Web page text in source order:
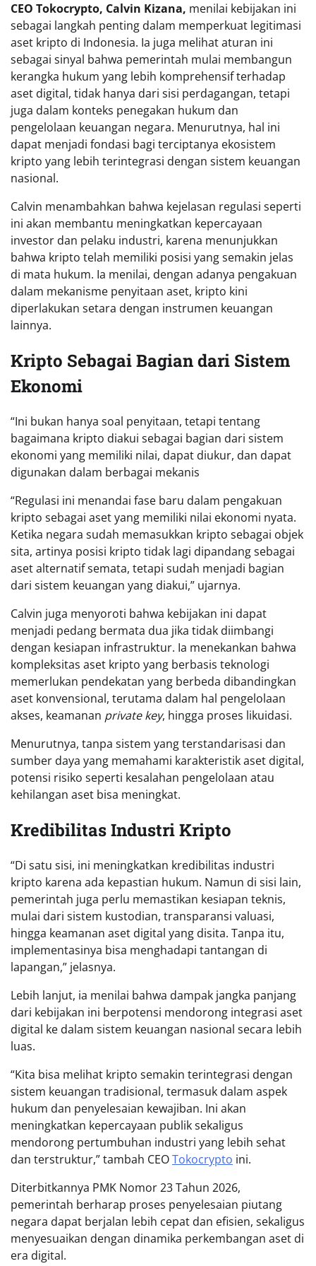
CEO Tokocrypto, Calvin Kizana, menilai kebijakan ini
sebagai langkah penting dalam memperkuat legitimasi
aset kripto di Indonesia. Ia juga melihat aturan ini
sebagai sinyal bahwa pemerintah mulai membangun
kerangka hukum yang lebih komprehensif terhadap
aset digital, tidak hanya dari sisi perdagangan, tetapi
juga dalam konteks penegakan hukum dan
pengelolaan keuangan negara. Menurutnya, hal ini
dapat menjadi fondasi bagi terciptanya ekosistem
kripto yang lebih terintegrasi dengan sistem keuangan
nasional.
Calvin menambahkan bahwa kejelasan regulasi seperti
ini akan membantu meningkatkan kepercayaan
investor dan pelaku industri, karena menunjukkan
bahwa kripto telah memiliki posisi yang semakin jelas
di mata hukum. Ia menilai, dengan adanya pengakuan
dalam mekanisme penyitaan aset, kripto kini
diperlakukan setara dengan instrumen keuangan
lainnya.
Kripto Sebagai Bagian dari Sistem
Ekonomi
“Ini bukan hanya soal penyitaan, tetapi tentang
bagaimana kripto diakui sebagai bagian dari sistem
ekonomi yang memiliki nilai, dapat diukur, dan dapat
digunakan dalam berbagai mekanis
“Regulasi ini menandai fase baru dalam pengakuan
kripto sebagai aset yang memiliki nilai ekonomi nyata.
Ketika negara sudah memasukkan kripto sebagai objek
sita, artinya posisi kripto tidak lagi dipandang sebagai
aset alternatif semata, tetapi sudah menjadi bagian
dari sistem keuangan yang diakui,” ujarnya.
Calvin juga menyoroti bahwa kebijakan ini dapat
menjadi pedang bermata dua jika tidak diimbangi
dengan kesiapan infrastruktur. Ia menekankan bahwa
kompleksitas aset kripto yang berbasis teknologi
memerlukan pendekatan yang berbeda dibandingkan
aset konvensional, terutama dalam hal pengelolaan
akses, keamanan private key, hingga proses likuidasi.
Menurutnya, tanpa sistem yang terstandarisasi dan
sumber daya yang memahami karakteristik aset digital,
potensi risiko seperti kesalahan pengelolaan atau
kehilangan aset bisa meningkat.
Kredibilitas Industri Kripto
“Di satu sisi, ini meningkatkan kredibilitas industri
kripto karena ada kepastian hukum. Namun di sisi lain,
pemerintah juga perlu memastikan kesiapan teknis,
mulai dari sistem kustodian, transparansi valuasi,
hingga keamanan aset digital yang disita. Tanpa itu,
implementasinya bisa menghadapi tantangan di
lapangan,” jelasnya.
Lebih lanjut, ia menilai bahwa dampak jangka panjang
dari kebijakan ini berpotensi mendorong integrasi aset
digital ke dalam sistem keuangan nasional secara lebih
luas.
“Kita bisa melihat kripto semakin terintegrasi dengan
sistem keuangan tradisional, termasuk dalam aspek
hukum dan penyelesaian kewajiban. Ini akan
meningkatkan kepercayaan publik sekaligus
mendorong pertumbuhan industri yang lebih sehat
dan terstruktur,” tambah CEOTokocrypto ini.
Diterbitkannya PMK Nomor 23 Tahun 2026,
pemerintah berharap proses penyelesaian piutang
negara dapat berjalan lebih cepat dan efisien, sekaligus
menyesuaikan dengan dinamika perkembangan aset di
era digital.